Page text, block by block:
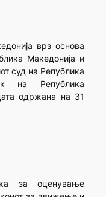
врз основа
Македонија и
суд на Република
на Република
одржана на 31
за оценување